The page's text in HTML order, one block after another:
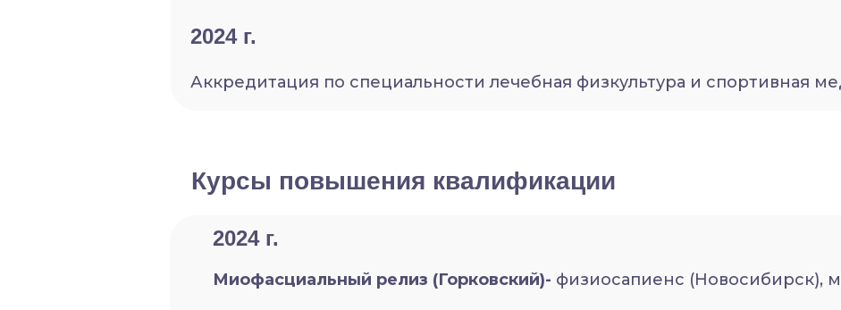
2024 г.
Аккредитация по специальности лечебная физкультура и спортивная
Курсы повышения квалификации
2024 г.
Миофасциальный релиз (Горковский)- физиосапиенс (Новосибирск),